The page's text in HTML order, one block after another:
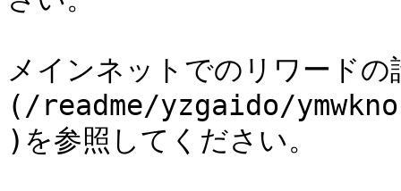
メインネットでのリワード
(/readme/yzgaido/
)を参照してください。